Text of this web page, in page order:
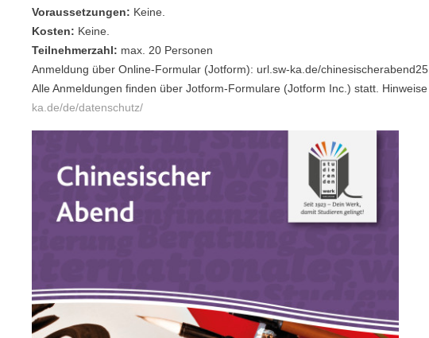
Voraussetzungen: Keine.
Kosten: Keine.
Teilnehmerzahl: max. 20 Personen
Anmeldung über Online-Formular (Jotform): url.sw-ka.de/
Alle Anmeldungen finden über Jotform-Formulare (Jotform Inc.) statt.
ka.de/de/datenschutz/